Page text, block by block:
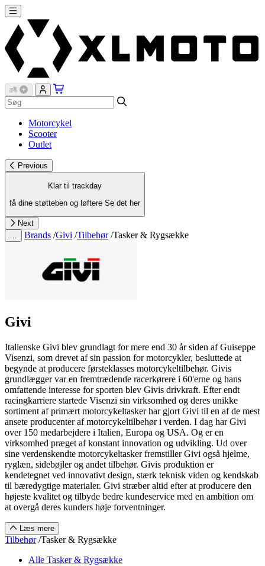
Motorcykel
Scooter
Outlet
Previous
Klar til trackday
få dine støtteben og løftere Se det her
Next
Brands /Givi /Tilbehør /Tasker & Rygsække
Givi
Italienske Givi blev grundlagt for mere end 30 år siden af Guiseppe
Visenzi, som drevet af sin passion for motorcykler, besluttede at
begynde at producere førsteklasses motorcykeltilbehør. Givis
grundlægger var en fremtrædende racerkørere i 60'erne og hans
omfattende interesse for sporten blev Givis drivkraft. Efter endt
racingkarriere startede Visenzi sin virksomhed og deres unikke
sortiment af primært motorcykeltasker har gjort Givi til en af de mest
ansete producenter af motorcykeltilbehør i verden. I dag har Givi
over 150 medarbejdere i Italien, Europa og USA. Og er en
virksomhed præget af konstant innovation og udvikling. Ud over
sine verdenskendte motorcykeltasker fremstiller Givi også hjelme,
ryglæn, sidebøjler og andet tilbehør. Givis produktion er
kendetegnet ved innovativt design, stærk teknisk viden og kendskab
til bæredygtige materialer. Givi stræber altid efter at producere den
højeste kvalitet og tilbyde bedre kundeservice med en ambition om
at overgå deres kunders høje forventninger.
Læs mere
Tilbehør /Tasker & Rygsække
Alle Tasker & Rygsække